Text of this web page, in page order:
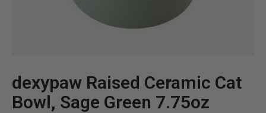
dexypaw Raised Ceramic Cat
Bowl, Sage Green 7.75oz